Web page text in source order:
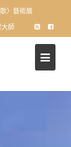
〉藝術展
大師